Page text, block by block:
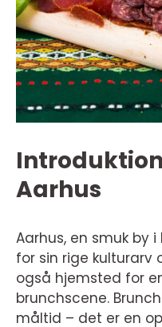
Aarhus
Aarhus, en smuk by
for sin rige
også hjemsted for
brunchscene.
måltid – det er en